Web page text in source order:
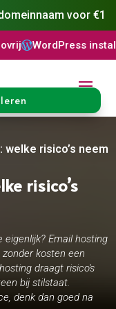
voor €1
installatie
welke risico’s neem
risico’s
eigenlijk? Email hosting
kosten een
draagt risico's
bij stilstaat.
denk dan goed na